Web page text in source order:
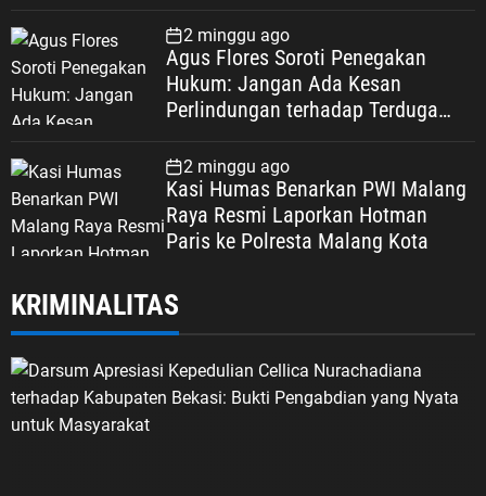
Keadilan Warga Depok
2 minggu ago
Agus Flores Soroti Penegakan
Hukum: Jangan Ada Kesan
Perlindungan terhadap Terduga
Dipertaruhkan
2 minggu ago
Kasi Humas Benarkan PWI Malang
Raya Resmi Laporkan Hotman
Paris ke Polresta Malang Kota
KRIMINALITAS